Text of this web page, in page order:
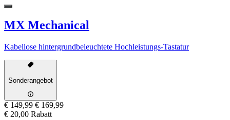
MX Mechanical
Kabellose hintergrundbeleuchtete Hochleistungs-Tastatur
Sonderangebot
€ 149,99 € 169,99
€ 20,00 Rabatt